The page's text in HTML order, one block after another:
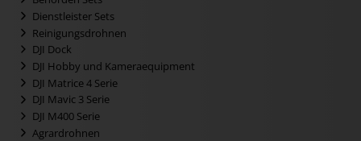
Dienstleister Sets
Reinigungsdrohnen
DJI Dock
DJI Hobby und Kameraequipment
DJI Matrice 4 Serie
DJI Mavic 3 Serie
DJI M400 Serie
Agrardrohnen